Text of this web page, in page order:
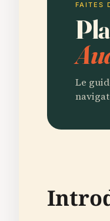
FAITES
Le